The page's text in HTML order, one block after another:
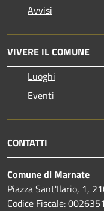
Avvisi
VIVERE IL COMUNE
Luoghi
Eventi
CONTATTI
Comune di Marnate
Piazza Sant'Ilario, 1,
Codice Fiscale: